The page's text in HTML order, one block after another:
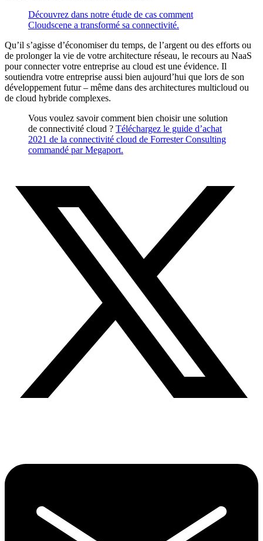
Découvrez dans notre étude de cas comment
Cloudscene a transformé sa connectivité.
Qu’il s’agisse d’économiser du temps, de l’argent ou des efforts ou
de prolonger la vie de votre architecture réseau, le recours au NaaS
pour connecter votre entreprise au cloud est une évidence. Il
soutiendra votre entreprise aussi bien aujourd’hui que lors de son
développement futur – même dans des architectures multicloud ou
de cloud hybride complexes.
Vous voulez savoir comment bien choisir une solution
de connectivité cloud ? Téléchargez le guide d’achat
2021 de la connectivité cloud de Forrester Consulting
commandé par Megaport.